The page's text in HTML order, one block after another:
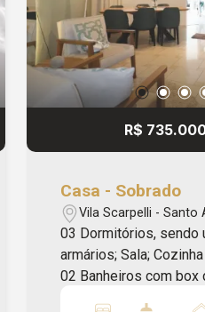
alterações sem aviso
como erros de
erros de digitação. Apriori Imóveis
Administração e
J33616.
R$
Casa - Sobrado
Vila Scarpelli - Santo
03 Dormitórios, sendo
armários; Sala; Cozinha com planejados;
02 Banheiros com box